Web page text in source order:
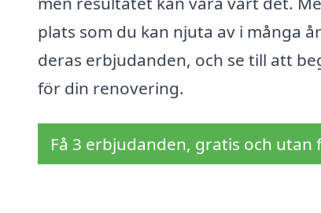
plats som du kan njuta av i många
deras erbjudanden, och se till att
för din renovering.
Få 3 erbjudanden, gratis och